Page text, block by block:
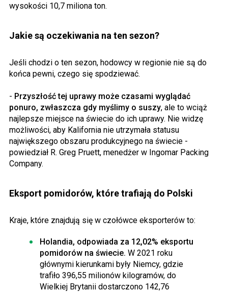
wysokości 10,7 miliona ton.
Jakie są oczekiwania na ten sezon?
Jeśli chodzi o ten sezon, hodowcy w regionie nie są do
końca pewni, czego się spodziewać.
- Przyszłość tej uprawy może czasami wyglądać
ponuro, zwłaszcza gdy myślimy o suszy, ale to wciąż
najlepsze miejsce na świecie do ich uprawy. Nie widzę
możliwości, aby Kalifornia nie utrzymała statusu
największego obszaru produkcyjnego na świecie -
powiedział R. Greg Pruett, menedżer w Ingomar Packing
Company.
Eksport pomidorów, które trafiają do Polski
Kraje, które znajdują się w czołówce eksporterów to:
Holandia, odpowiada za 12,02% eksportu
pomidorów na świecie. W 2021 roku
głównymi kierunkami były Niemcy, gdzie
trafiło 396,55 milionów kilogramów, do
Wielkiej Brytanii dostarczono 142,76